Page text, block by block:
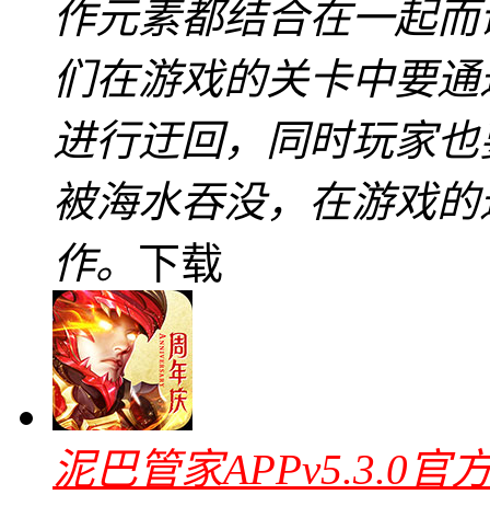
作元素都结合在一起
们在游戏的关卡中要
进行迂回，同时玩家
被海水吞没，在游戏
作。 下载
泥巴管家APPv5.3.0官